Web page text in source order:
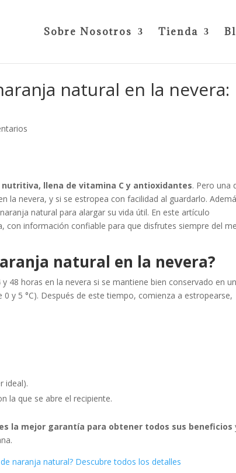
Sobre Nosotros Tienda
natural en la nevera:
nutritiva, llena de vitamina C y antioxidantes. Pero una
la nevera, y si se estropea con facilidad al guardarlo.
natural para alargar su vida útil. En este artículo
con información confiable para que disfrutes siempre del
natural en la nevera?
48 horas en la nevera si se mantiene bien conservado en
y 5 °C). Después de este tiempo, comienza a estropearse,
ideal).
la que se abre el recipiente.
la mejor garantía para obtener todos sus beneficios
naranja natural? Descubre todos los detalles